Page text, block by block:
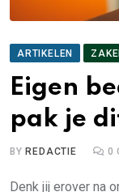
ARTIKELEN
Eigen
pak je
BY REDACTIE 0
Denk jij erover na